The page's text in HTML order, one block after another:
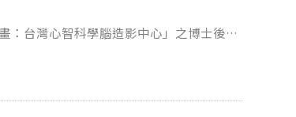
：台灣心智科學腦造影中心」之博士後研
領域研究